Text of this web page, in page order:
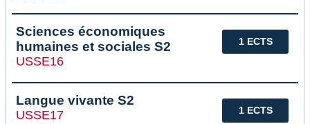
1 ECTS
Sciences économiques
humaines et sociales S2
USSE16
1 ECTS
Langue vivante S2
USSE17